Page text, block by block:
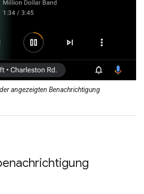
angezeigten Benachrichtigung